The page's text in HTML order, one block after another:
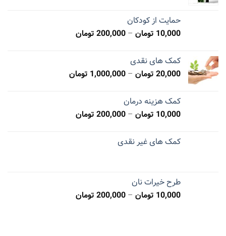
حمایت از کودکان
10,000 تومان –
200,000 تومان
کمک های نقدی
20,000 تومان –
1,000,000 تومان
کمک هزینه درمان
10,000 تومان –
200,000 تومان
کمک های غیر نقدی
طرح خیرات نان
10,000 تومان –
200,000 تومان